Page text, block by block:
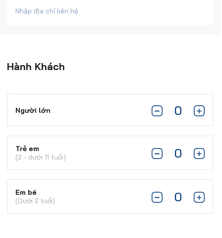
Hành Khách
Người lớn
Trẻ em
(2 - dưới 11 tuổi)
Em bé
(Dưới 2 tuổi)